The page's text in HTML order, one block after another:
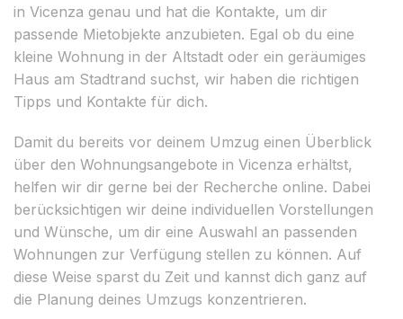
in Vicenza genau und hat die Kontakte, um dir
passende Mietobjekte anzubieten. Egal ob du eine
kleine Wohnung in der Altstadt oder ein geräumiges
Haus am Stadtrand suchst, wir haben die richtigen
Tipps und Kontakte für dich.
Damit du bereits vor deinem Umzug einen Überblick
über den Wohnungsangebote in Vicenza erhältst,
helfen wir dir gerne bei der Recherche online. Dabei
berücksichtigen wir deine individuellen Vorstellungen
und Wünsche, um dir eine Auswahl an passenden
Wohnungen zur Verfügung stellen zu können. Auf
diese Weise sparst du Zeit und kannst dich ganz auf
die Planung deines Umzugs konzentrieren.